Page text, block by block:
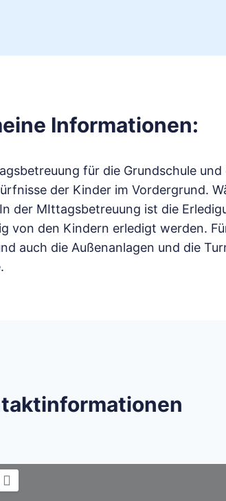
Informationen:
für die Grundschule
der Kinder im Vordergrund.
der MIttagsbetreuung ist die
von den Kindern erledigt werden.
auch die Außenanlagen und die